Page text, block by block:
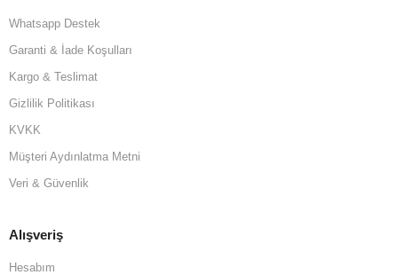
Whatsapp Destek
Garanti & İade Koşulları
Kargo & Teslimat
Gizlilik Politikası
KVKK
Müşteri Aydınlatma Metni
Veri & Güvenlik
Alışveriş
Hesabım